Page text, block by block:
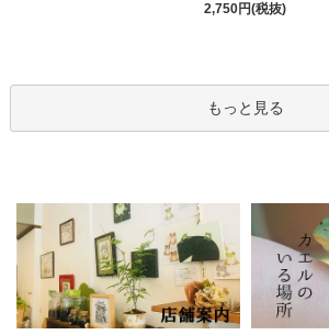
2,750円(税抜)
もっと見る